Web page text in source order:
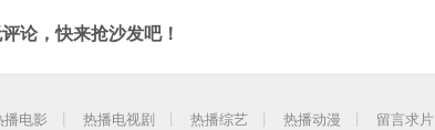
论，快来抢沙发吧！
播电影 热播电视剧 热播综艺 热播动漫 留言求片